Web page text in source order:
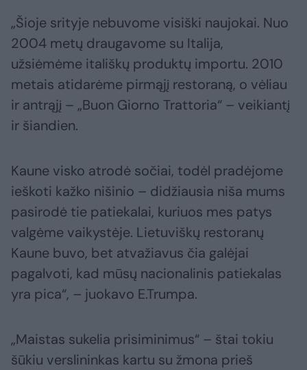
„Šioje srityje nebuvome visiški naujokai. Nuo
2004 metų draugavome su Italija,
užsiėmėme itališkų produktų importu. 2010
metais atidarėme pirmąjį restoraną, o vėliau
ir antrąjį – „Buon Giorno Trattoria“ – veikiantį
ir šiandien.
Kaune visko atrodė sočiai, todėl pradėjome
ieškoti kažko nišinio – didžiausia niša mums
pasirodė tie patiekalai, kuriuos mes patys
valgėme vaikystėje. Lietuviškų restoranų
Kaune buvo, bet atvažiavus čia galėjai
pagalvoti, kad mūsų nacionalinis patiekalas
yra pica“, – juokavo E.Trumpa.
„Maistas sukelia prisiminimus“ – štai tokiu
šūkiu verslininkas kartu su žmona prieš